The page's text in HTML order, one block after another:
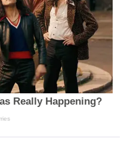
Really Happening?